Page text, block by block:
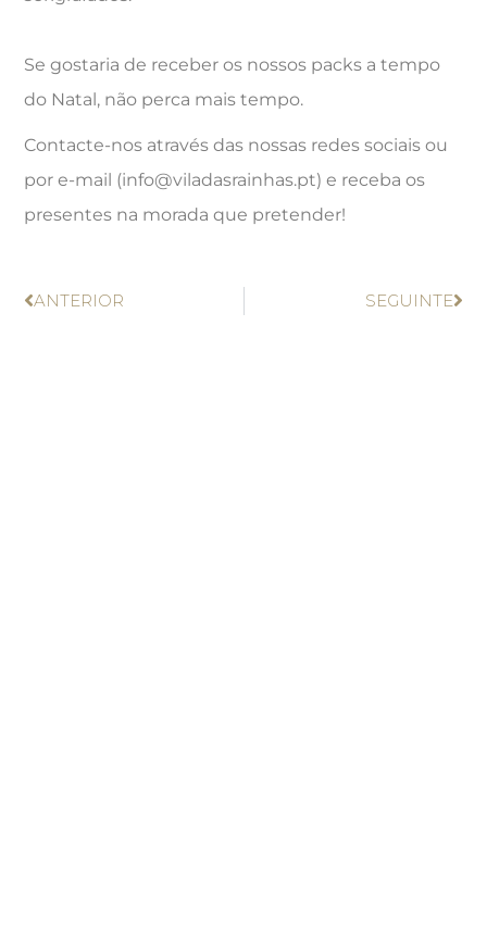
Se gostaria de receber os nossos packs a tempo
do Natal, não perca mais tempo.
Contacte-nos através das nossas redes sociais ou
por e-mail (info@viladasrainhas.pt) e receba os
presentes na morada que pretender!
ANTERIOR SEGUINTE